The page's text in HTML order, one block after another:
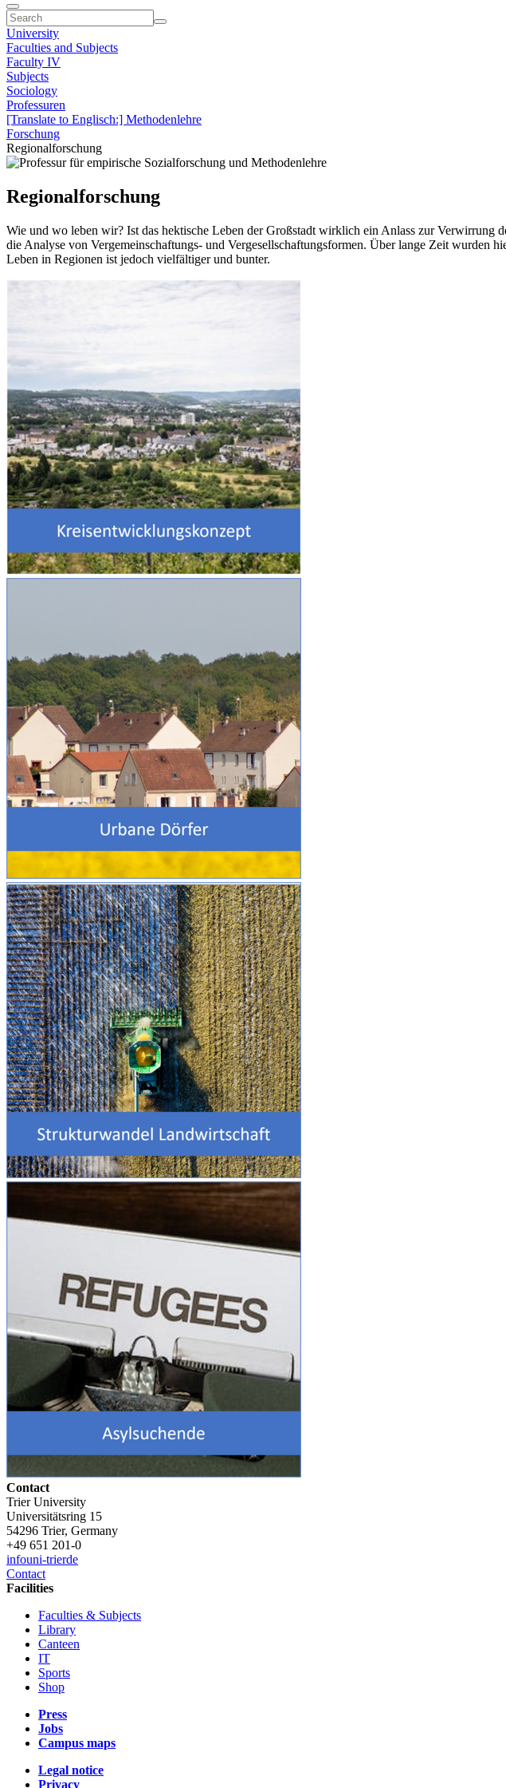
University
Faculties and Subjects
Faculty IV
Subjects
Sociology
Professuren
[Translate to Englisch:] Methodenlehre
Forschung
Regionalforschung
Regionalforschung
Wie und wo leben wir? Ist das hektische Leben der Großstadt wirklich ein Anlass zur Verwirrung
die Analyse von Vergemeinschaftungs- und Vergesellschaftungsformen. Über lange Zeit wurden
Leben in Regionen ist jedoch vielfältiger und bunter.
Contact
Trier University
Universitätsring 15
54296 Trier, Germany
+49 651 201-0
infouni-trierde
Contact
Facilities
Faculties & Subjects
Library
Canteen
IT
Sports
Shop
Press
Jobs
Campus maps
Legal notice
Privacy